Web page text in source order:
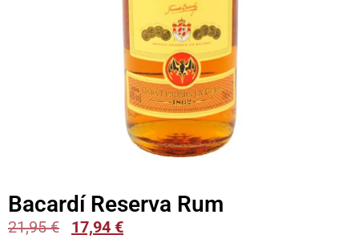
Bacardí Reserva Rum
21,95€ 17,94 €